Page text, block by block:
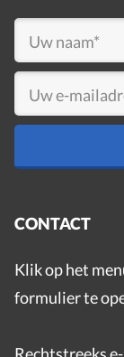
CONTACT
Klik op het
formulier te